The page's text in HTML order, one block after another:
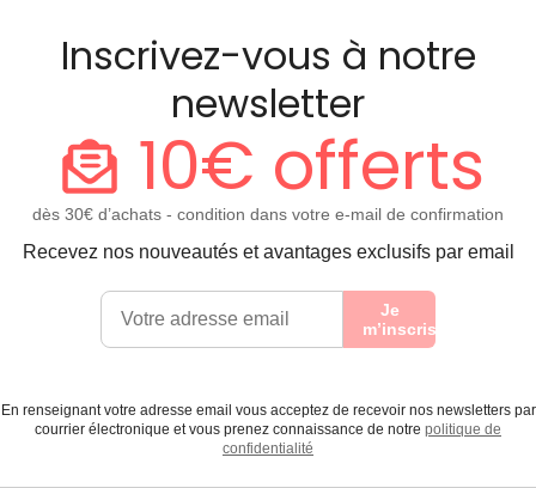
Inscrivez-vous à notre
newsletter
10€ offerts
dès 30€ d’achats - condition dans votre e-mail de confirmation
Recevez nos nouveautés et avantages exclusifs par email
Je
m’inscris
En renseignant votre adresse email vous acceptez de recevoir nos newsletters par
courrier électronique et vous prenez connaissance de notre politique de
confidentialité